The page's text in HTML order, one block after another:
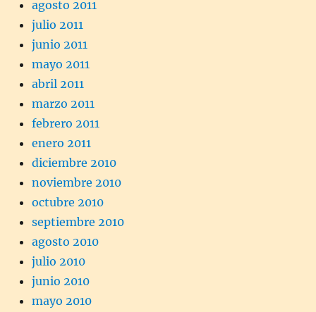
agosto 2011
julio 2011
junio 2011
mayo 2011
abril 2011
marzo 2011
febrero 2011
enero 2011
diciembre 2010
noviembre 2010
octubre 2010
septiembre 2010
agosto 2010
julio 2010
junio 2010
mayo 2010